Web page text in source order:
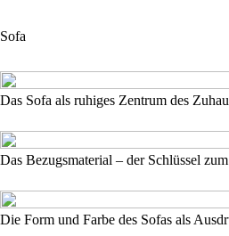
Sofa
Das Sofa als ruhiges Zentrum des
Das Bezugsmaterial – der Schlüssel
Die Form und Farbe des Sofas als